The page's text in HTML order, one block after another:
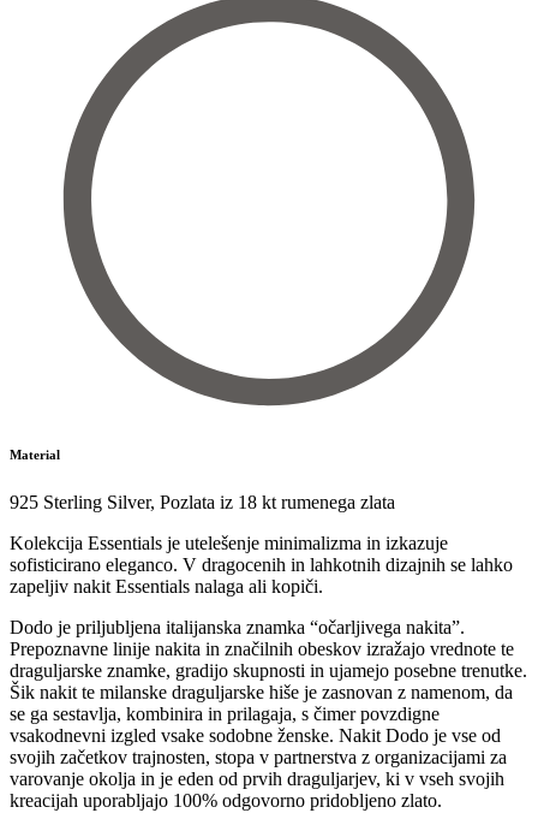
Material
925 Sterling Silver, Pozlata iz 18 kt rumenega zlata
Kolekcija Essentials je utelešenje minimalizma in izkazuje
sofisticirano eleganco. V dragocenih in lahkotnih dizajnih se lahko
zapeljiv nakit Essentials nalaga ali kopiči.
Dodo je priljubljena italijanska znamka “očarljivega nakita”.
Prepoznavne linije nakita in značilnih obeskov izražajo vrednote te
draguljarske znamke, gradijo skupnosti in ujamejo posebne trenutke.
Šik nakit te milanske draguljarske hiše je zasnovan z namenom, da
se ga sestavlja, kombinira in prilagaja, s čimer povzdigne
vsakodnevni izgled vsake sodobne ženske. Nakit Dodo je vse od
svojih začetkov trajnosten, stopa v partnerstva z organizacijami za
varovanje okolja in je eden od prvih draguljarjev, ki v vseh svojih
kreacijah uporabljajo 100% odgovorno pridobljeno zlato.